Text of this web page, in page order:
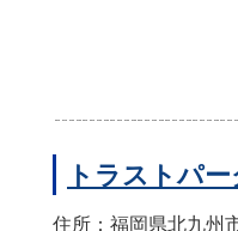
トラストパ
住所：福岡県北九州